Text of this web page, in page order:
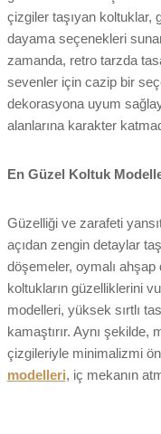
çizgiler taşıyan koltuklar,
dayama seçenekleri
zamanda, retro tarzda
sevenler için cazip bir
dekorasyona uyum
alanlarına karakter
En Güzel Koltuk
Güzelliği ve zarafeti
açıdan zengin detaylar
döşemeler, oymalı
koltukların güzelliklerini
modelleri, yüksek sırtlı
kamaştırır. Aynı
çizgileriyle minimalizmi ön
modelleri, iç mekanın